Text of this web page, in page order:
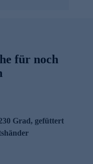
für noch
Grad, gefüttert